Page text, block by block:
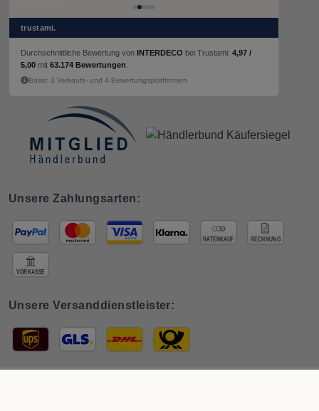
trustami.
Durchschnittliche Bewertung von INTERDECO bei Trustami: 4,97 /
5,00 mit 63.174 Bewertungen
Basis: 3 Verkaufs- und 4 Bewertungsplattformen
Unsere Zahlungsarten:
Unsere Versanddienstleister: